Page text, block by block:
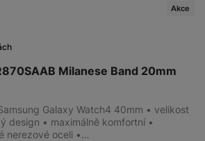
Milanese Band 20mm
Akce
Galaxy Watch4 40mm • velikost
design • maximálně komfortní •
nerezové oceli •…